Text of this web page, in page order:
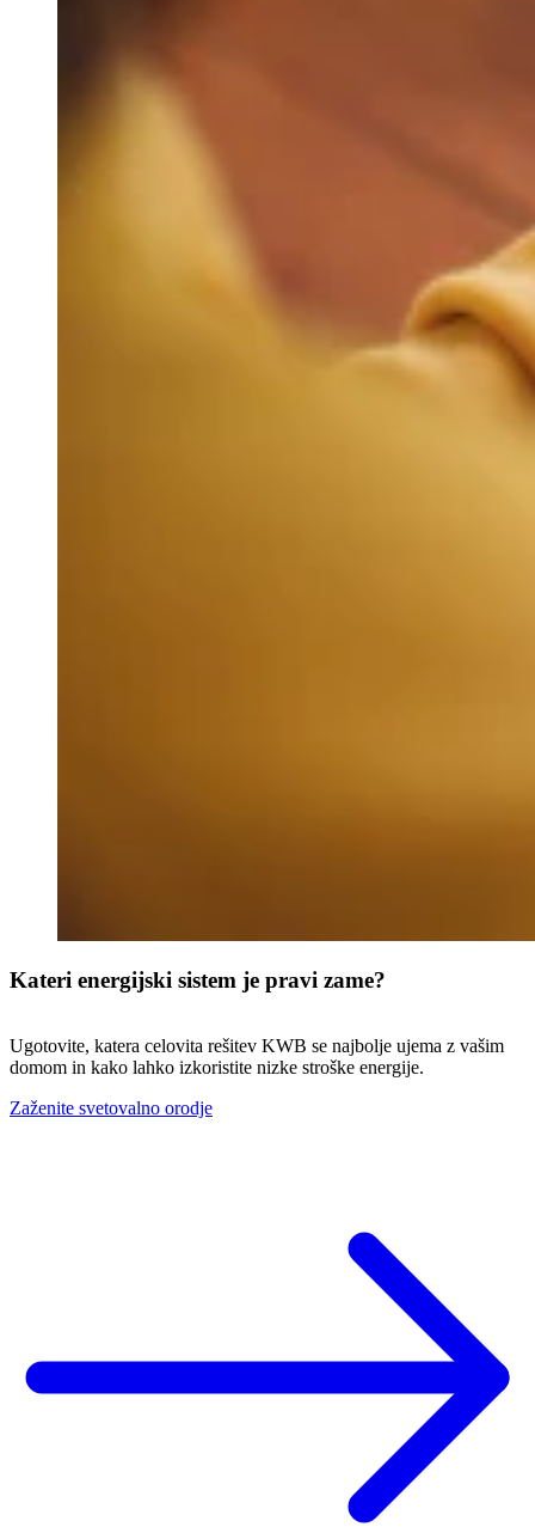
Kateri energijski sistem je pravi zame?
Ugotovite, katera celovita rešitev KWB se najbolje ujema z vašim
domom in kako lahko izkoristite nizke stroške energije.
Zaženite svetovalno orodje